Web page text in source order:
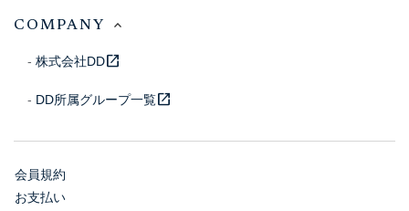
COMPANY
株式会社DDopen_in_new
DD所属グループ一覧open_in_new
会員規約
お支払い